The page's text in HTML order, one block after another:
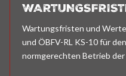
Wartungsfristen und Werte
und ÖBFV-RL KS-10 für
normgerechten Betrieb